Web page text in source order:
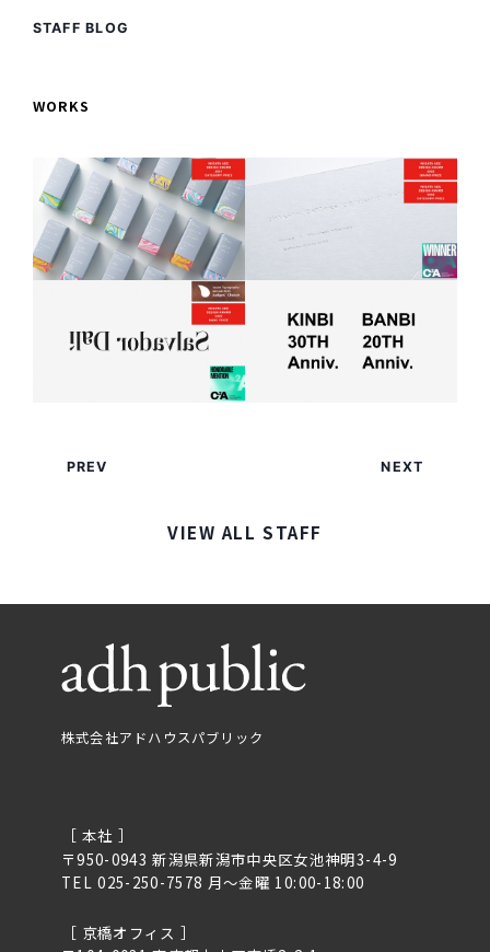
STAFF BLOG
WORKS
PREV NEXT
VIEW ALL STAFF
株式会社アドハウスパブリック
［ 本社 ］
〒950-0943 新潟県新潟市中央区女池神明3-4-9
TEL 025-250-7578 月〜金曜 10:00-18:00
［ 京橋オフィス ］